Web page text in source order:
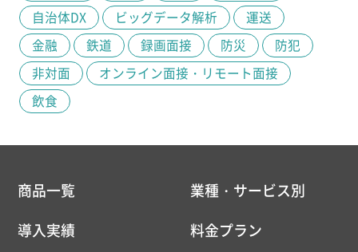
自治体DX
ビッグデータ解析
運送
金融
鉄道 録画面接 防災
防犯
非対面
オンライン面接・リモート面接
飲食
商品一覧
業種・サービス別
導入実績
料金プラン